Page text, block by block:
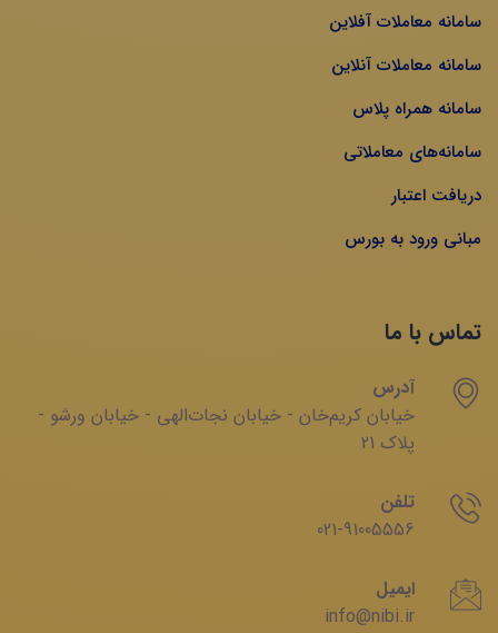
سامانه معاملات آفلاین
سامانه معاملات آنلاین
سامانه همراه پلاس
سامانه‌های معاملاتی
دریافت اعتبار
مبانی ورود به بورس
تماس با ما
آدرس
خیابان‌ کریم‌‌خان - خیابان ‌نجات‌الهی - خیابان ‌ورشو -
پلاک 21
تلفن
021-91005556
ایمیل
info@nibi.ir